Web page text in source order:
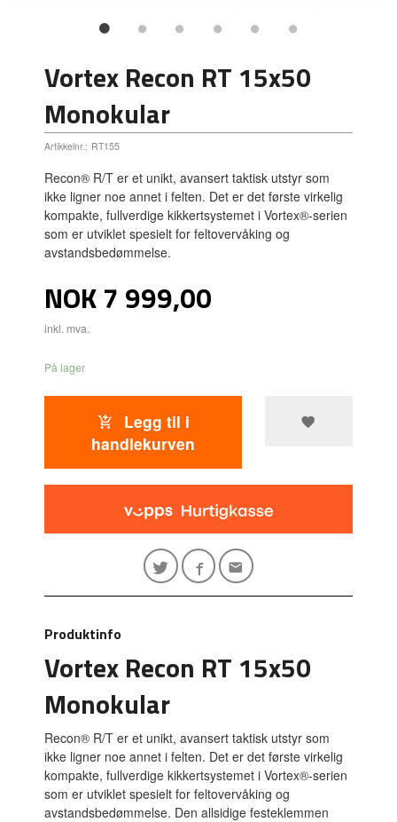
Vortex Recon RT 15x50
Monokular
Artikkelnr.: RT155
Recon® R/T er et unikt, avansert taktisk utstyr som
ikke ligner noe annet i felten. Det er det første virkelig
kompakte, fullverdige kikkertsystemet i Vortex®-serien
som er utviklet spesielt for feltovervåking og
avstandsbedømmelse.
Pris
NOK7 999,00
inkl. mva.
På lager
Legg til i
handlekurven
Produktinfo
Vortex Recon RT 15x50
Monokular
Recon® R/T er et unikt, avansert taktisk utstyr som
ikke ligner noe annet i felten. Det er det første virkelig
kompakte, fullverdige kikkertsystemet i Vortex®-serien
som er utviklet spesielt for feltovervåking og
avstandsbedømmelse. Den allsidige festeklemmen